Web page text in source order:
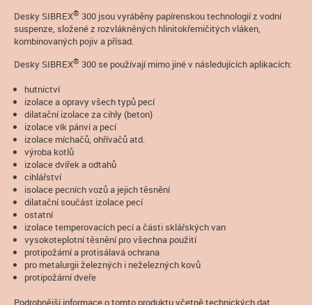
Desky SIBREX® 300 jsou vyráběny papírenskou technologií z vodní
suspenze, složené z rozvlákněných hlinitokřemičitých vláken,
kombinovaných pojiv a přísad.
Desky SIBREX® 300 se používají mimo jiné v následujících aplikacích:
hutnictví
izolace a opravy všech typů pecí
dilatační izolace za cihly (beton)
izolace vík pánví a pecí
izolace míchačů, ohřívačů atd.
výroba kotlů
izolace dvířek a odtahů
cihlářství
isolace pecních vozů a jejich těsnění
dilatační součást izolace pecí
ostatní
izolace temperovacích pecí a části sklářských van
vysokoteplotní těsnění pro všechna použití
protipožární a protisálavá ochrana
pro metalurgii železných i neželezných kovů
protipožární dveře
Podrobnější informace o tomto produktu včetně technických dat